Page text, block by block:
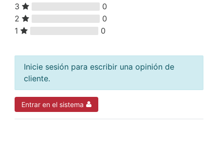
3
0
2
0
1
0
Inicie sesión para escribir una opinión de
cliente.
Entrar en el sistema